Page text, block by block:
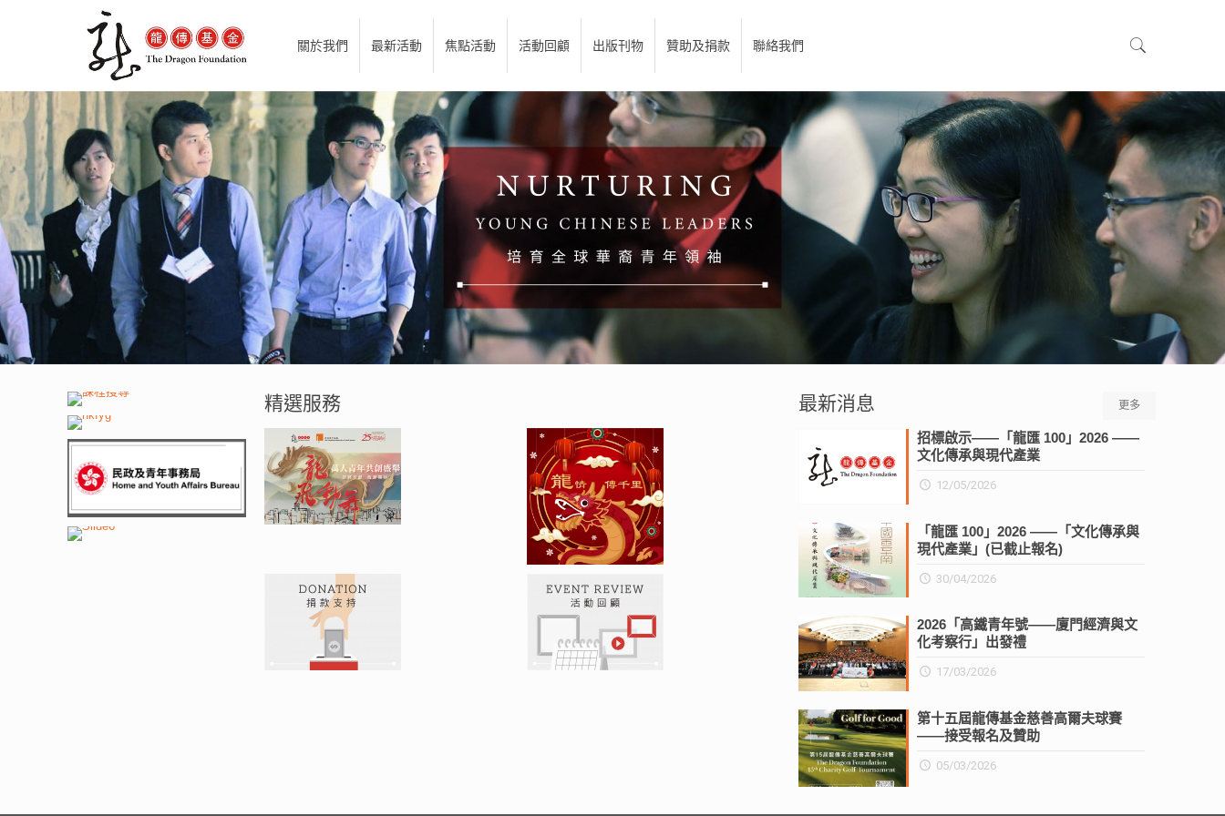
關於我們 最新活動 焦點活動 活動回顧 出版刊物 贊助及捐款 聯絡我們
精選服務 最新消息 更多
招標啟示——「龍匯 100」2026 ——
文化傳承與現代產業
12/05/2026
「龍匯 100」2026 ——「文化傳承與
現代產業」(已截止報名)
30/04/2026
2026「高鐵青年號——廈門經濟與文
化考察行」出發禮
17/03/2026
第十五屆龍傳基金慈善高爾夫球賽
——接受報名及贊助
05/03/2026